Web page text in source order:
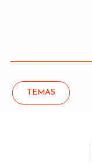
TEMAS